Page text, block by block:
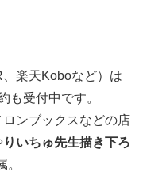
楽天Koboなど）は
も受付中です。
ンブックスなどの店
りいちゅ先生描き下ろ